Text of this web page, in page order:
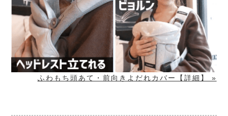
ふわもち頭あて・前向きよだれカバー【詳細】 »